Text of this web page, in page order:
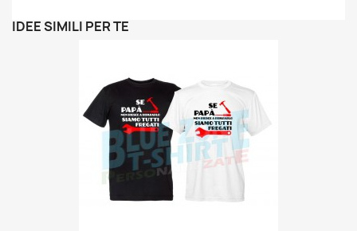
IDEE SIMILI PER TE